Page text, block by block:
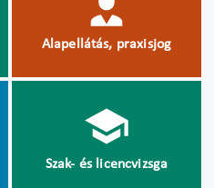
Alapellátás, praxisjog
Szak- és licencvizsga